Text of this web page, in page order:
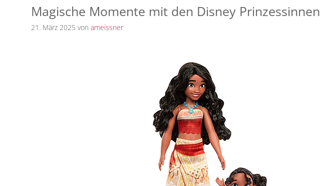
Magische Momente mit den Disney Prinzessinnen
21. März 2025 von ameissner